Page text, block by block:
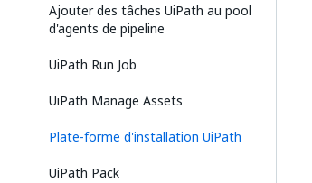
Ajouter des tâches UiPath au pool
d'agents de pipeline
UiPath Run Job
UiPath Manage Assets
Plate-forme d'installation UiPath
UiPath Pack